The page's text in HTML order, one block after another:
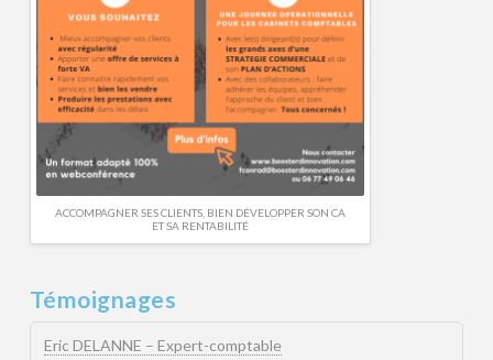
ACCOMPAGNER SES CLIENTS, BIEN DÉVELOPPER SON CA
ET SA RENTABILITÉ
Témoignages
Eric DELANNE – Expert-comptable